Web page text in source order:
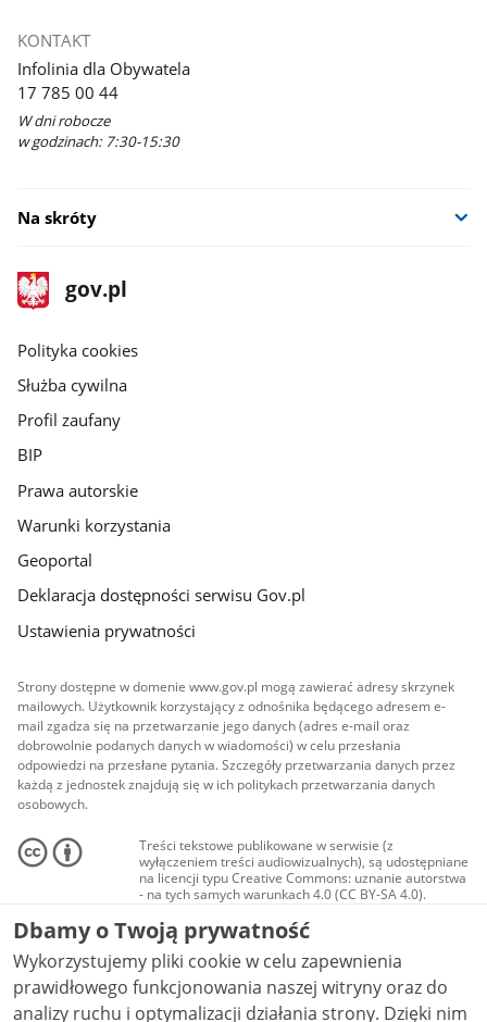
KONTAKT
Infolinia dla Obywatela
17 785 00 44
W dni robocze
w godzinach: 7:30-15:30
Na skróty
stopka
gov.pl
Strona
gov.pl
gov.pl
Polityka cookies
Służba cywilna
Profil zaufany
BIP
Prawa autorskie
Warunki korzystania
Geoportal
Deklaracja dostępności serwisu Gov.pl
Ustawienia prywatności
Strony dostępne w domenie www.gov.pl mogą zawierać adresy skrzynek
mailowych. Użytkownik korzystający z odnośnika będącego adresem e-
mail zgadza się na przetwarzanie jego danych (adres e-mail oraz
dobrowolnie podanych danych w wiadomości) w celu przesłania
odpowiedzi na przesłane pytania. Szczegóły przetwarzania danych przez
każdą z jednostek znajdują się w ich politykach przetwarzania danych
osobowych.
Treści tekstowe publikowane w serwisie (z
wyłączeniem treści audiowizualnych), są udostępniane
na licencji typu Creative Commons: uznanie autorstwa
- na tych samych warunkach 4.0 (CC BY-SA 4.0).
Materiały audiowizualne, w tym zdjęcia, materiały
audio i wideo, są udostępniane na licencji typu
Creative Commons: uznanie autorstwa użycie
niekomercyjne - bez utworów zależnych 4.0 (CC BY-
NC-ND 4.0), o ile nie jest to stwierdzone inaczej.
Dbamy o Twoją prywatność
Wykorzystujemy pliki cookie w celu zapewnienia
prawidłowego funkcjonowania naszej witryny oraz do
analizy ruchu i optymalizacji działania strony. Dzięki nim